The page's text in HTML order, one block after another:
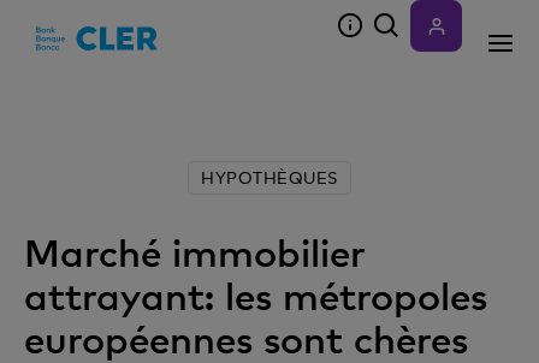
HYPOTHÈQUES
Marché immobilier
attrayant: les métropoles
européennes sont chères